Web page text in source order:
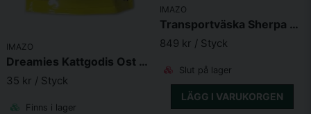
IMAZO
Dreamies Kattgodis Ost 60g
35 kr / Styck
Finns i lager
IMAZO
Transportväska Sherpa Deluxe
849 kr / Styck
Slut på lager
LÄGG I VARUKORGEN